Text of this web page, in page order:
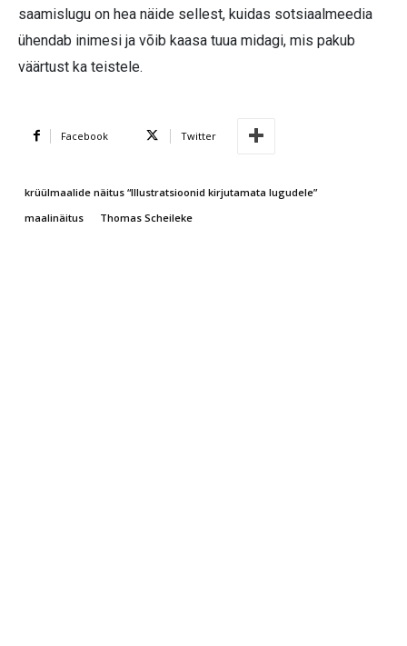
saamislugu on hea näide sellest, kuidas sotsiaalmeedia
ühendab inimesi ja võib kaasa tuua midagi, mis pakub
väärtust ka teistele.
Facebook Twitter
krüülmaalide näitus “Illustratsioonid kirjutamata lugudele”
maalinäitus
Thomas Scheileke